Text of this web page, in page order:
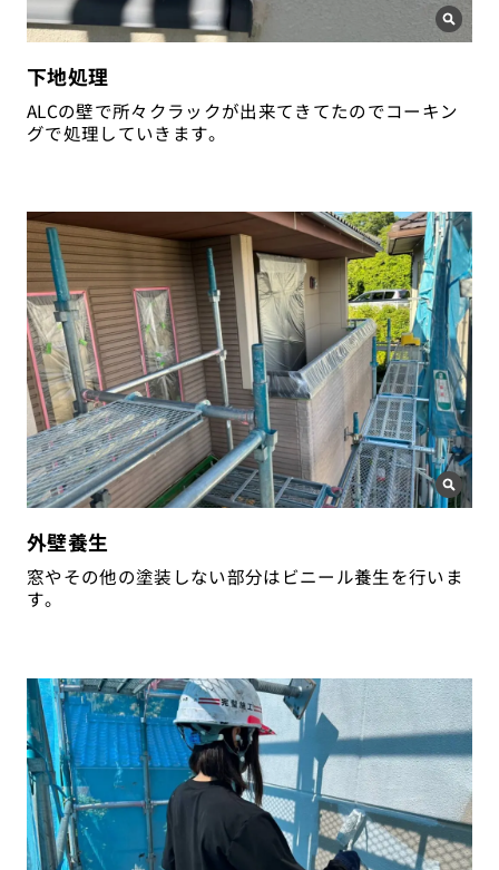
下地処理
ALCの壁で所々クラックが出来てきてたのでコーキン
グで処理していきます。
外壁養生
窓やその他の塗装しない部分はビニール養生を行いま
す。